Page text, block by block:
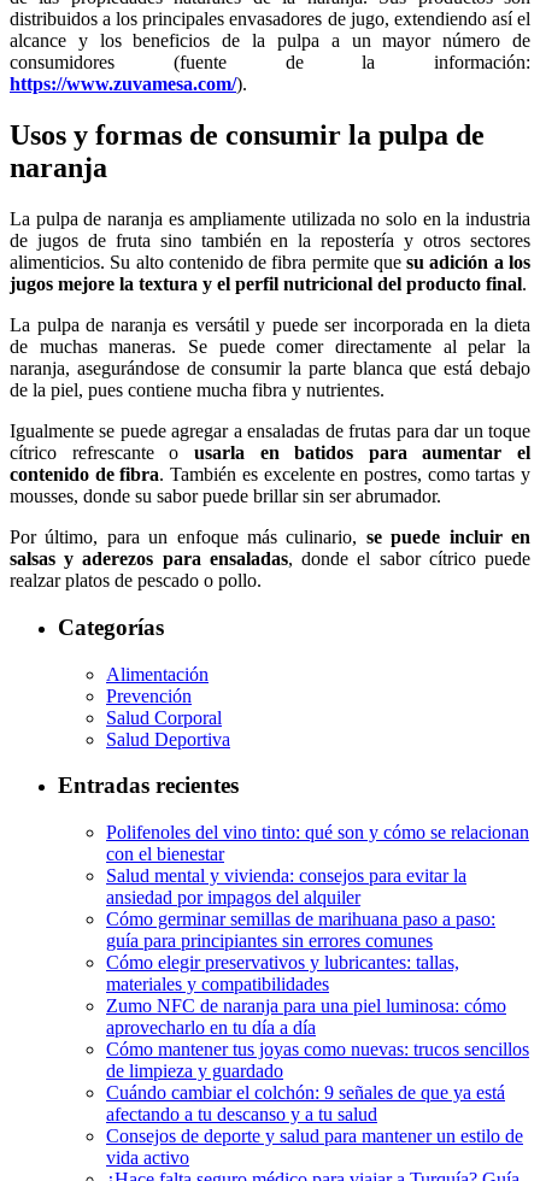
distribuidos a los principales envasadores de jugo, extendiendo así el
alcance y los beneficios de la pulpa a un mayor número de
consumidores (fuente de la información:
https://www.zuvamesa.com/).
Usos y formas de consumir la pulpa de
naranja
La pulpa de naranja es ampliamente utilizada no solo en la industria
de jugos de fruta sino también en la repostería y otros sectores
alimenticios. Su alto contenido de fibra permite quesu adición a los
jugos mejore la textura y el perfil nutricional del producto final.
La pulpa de naranja es versátil y puede ser incorporada en la dieta
de muchas maneras. Se puede comer directamente al pelar la
naranja, asegurándose de consumir la parte blanca que está debajo
de la piel, pues contiene mucha fibra y nutrientes.
Igualmente se puede agregar a ensaladas de frutas para dar un toque
cítrico refrescante o usarla en batidos para aumentar el
contenido de fibra. También es excelente en postres, como tartas y
mousses, donde su sabor puede brillar sin ser abrumador.
Por último, para un enfoque más culinario, se puede incluir en
salsas y aderezos para ensaladas, donde el sabor cítrico puede
realzar platos de pescado o pollo.
Categorías
Alimentación
Prevención
Salud Corporal
Salud Deportiva
Entradas recientes
Polifenoles del vino tinto: qué son y cómo se relacionan
con el bienestar
Salud mental y vivienda: consejos para evitar la
ansiedad por impagos del alquiler
Cómo germinar semillas de marihuana paso a paso:
guía para principiantes sin errores comunes
Cómo elegir preservativos y lubricantes: tallas,
materiales y compatibilidades
Zumo NFC de naranja para una piel luminosa: cómo
aprovecharlo en tu día a día
Cómo mantener tus joyas como nuevas: trucos sencillos
de limpieza y guardado
Cuándo cambiar el colchón: 9 señales de que ya está
afectando a tu descanso y a tu salud
Consejos de deporte y salud para mantener un estilo de
vida activo